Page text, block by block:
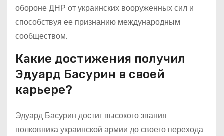
обороне ДНР от украинских вооруженных сил и
способствуя ее признанию международным
сообществом.
Какие достижения получил
Эдуард Басурин в своей
карьере?
Эдуард Басурин достиг высокого звания
полковника украинской армии до своего перехода